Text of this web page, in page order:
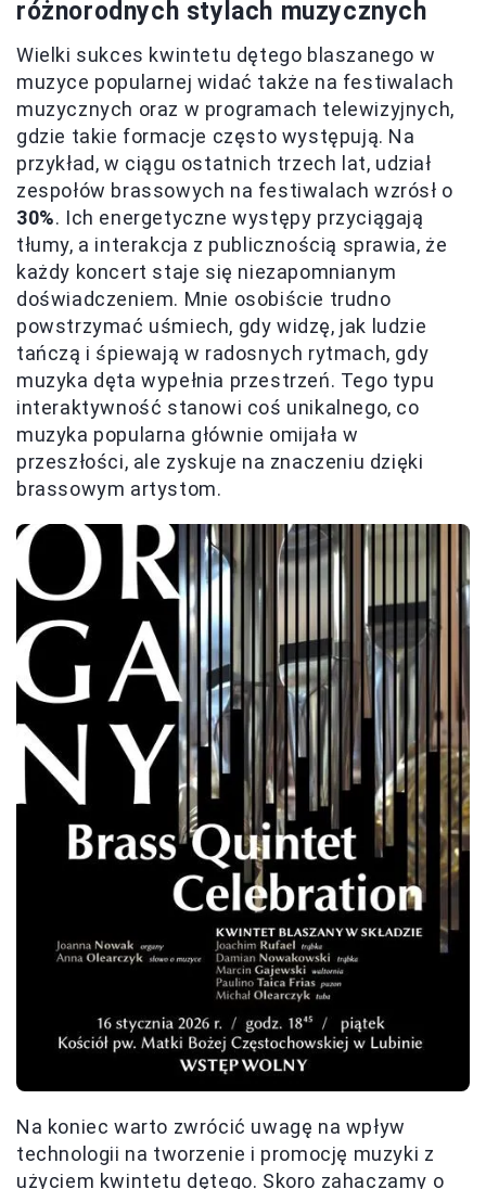
różnorodnych stylach muzycznych
Wielki sukces kwintetu dętego blaszanego w
muzyce popularnej widać także na festiwalach
muzycznych oraz w programach telewizyjnych,
gdzie takie formacje często występują. Na
przykład, w ciągu ostatnich trzech lat, udział
zespołów brassowych na festiwalach wzrósł o
30%. Ich energetyczne występy przyciągają
tłumy, a interakcja z publicznością sprawia, że
każdy koncert staje się niezapomnianym
doświadczeniem. Mnie osobiście trudno
powstrzymać uśmiech, gdy widzę, jak ludzie
tańczą i śpiewają w radosnych rytmach, gdy
muzyka dęta wypełnia przestrzeń. Tego typu
interaktywność stanowi coś unikalnego, co
muzyka popularna głównie omijała w
przeszłości, ale zyskuje na znaczeniu dzięki
brassowym artystom.
Na koniec warto zwrócić uwagę na wpływ
technologii na tworzenie i promocję muzyki z
użyciem kwintetu dętego. Skoro zahaczamy o